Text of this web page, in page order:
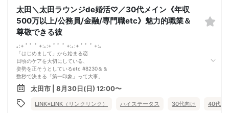
◆持ち物
・年齢が確認できる顔写真入りの証明書（運転免許証など）
◆定員
男性50名、女性50名、合計100名
≪服装について≫
スマートカジュアルな服装を推奨しています。
男性だったらジャケットまたは襟付きのシャツなど、女性でしたらワンピースや
ニットなど男女が出会いを楽しむイベントに似合う服装でお越しください。
※こちらのドレスコードは入場を制限するものではなく、イベントをより楽しむた
めのものです。
服装により入場NGということはありませんのでご安心ください。
何を着ていこうか悩んでしまう方はどのような服装でも大丈夫ですので、お好き
な服装でお越しください。
太田＼太田ラウンジde婚活♡／30代メイン《年収
500万以上/公務員/金融/専門職etc》魅力的職業＆
尊敬できる彼
｡:+ ﾟ ゜ﾟ +:｡:+ ﾟ ゜ﾟ +:｡:+ ﾟ ゜ﾟ +:｡
「はじめまして」から始まる恋
日頃のケアを大切にしている、
姿勢を正そうとしているetc #8230＆＆
数秒で決まる「第一印象」って大事。
そんな価値観だからこそ、
相手も身だしなみを徹底している人が良い。
第一印象で惹かれ、
内面を知って更に好きが増す…
太田市 | 8月30日(日) 12:00〜
LINK×LINK（リンクリンク） ハイステータス 30代向け 40代向